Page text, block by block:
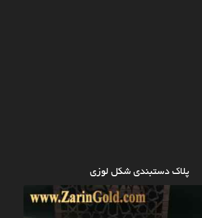
پلاک دستبندی شکل لوزی